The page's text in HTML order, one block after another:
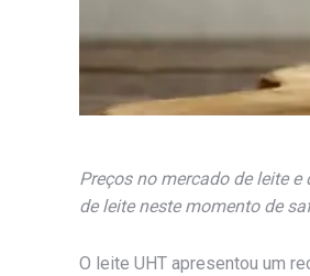
Preços no mercado de leite
de leite neste momento de
O leite UHT apresentou um